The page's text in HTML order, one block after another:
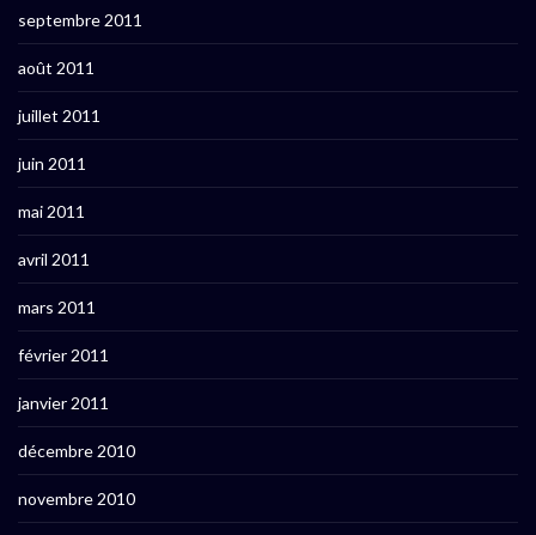
septembre 2011
août 2011
juillet 2011
juin 2011
mai 2011
avril 2011
mars 2011
février 2011
janvier 2011
décembre 2010
novembre 2010